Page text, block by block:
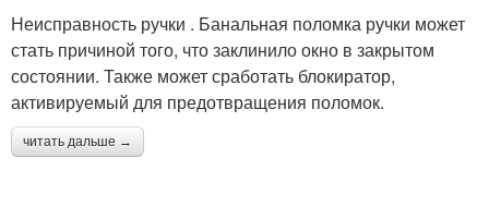
Неисправность ручки . Банальная поломка ручки может
стать причиной того, что заклинило окно в закрытом
состоянии. Также может сработать блокиратор,
активируемый для предотвращения поломок.
читать дальше →